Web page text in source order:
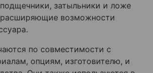
подщечники, затыльники и ложе
расширяющие возможности
по совместимости с
опциям, изготовителю, и